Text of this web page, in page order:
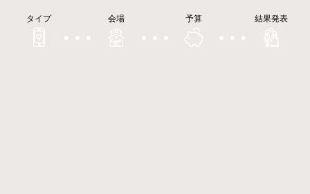
タイプ 会場 予算 結果発表